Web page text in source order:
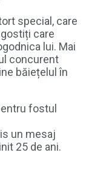
special, care
care
lui. Mai
concurent
băiețelul în
fostul
un mesaj
25 de ani.